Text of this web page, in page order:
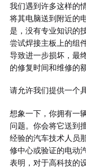
我们遇到许多这样的
将其电脑送到附近的
是，没有专业知识的
尝试焊接主板上的组
导致进一步损坏，最
的修复时间和维修的
请允许我们提供一个
想象一下，你拥有一
问题。你会将它送到
经验的汽车技术人员
修中心或验证的电动
表明，对于高科技的